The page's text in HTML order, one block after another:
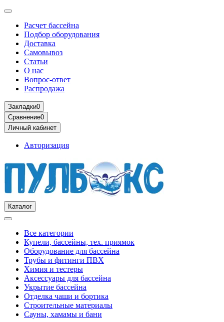
Расчет бассейна
Подбор оборудования
Доставка
Самовывоз
Статьи
О нас
Вопрос-ответ
Распродажа
Закладки0
Сравнение0
Личный кабинет
Авторизация
Каталог
Все категории
Купели, бассейны, тех. приямок
Оборудование для бассейна
Трубы и фитинги ПВХ
Химия и тестеры
Аксессуары для бассейна
Укрытие бассейна
Отделка чаши и бортика
Строительные материалы
Сауны, хамамы и бани